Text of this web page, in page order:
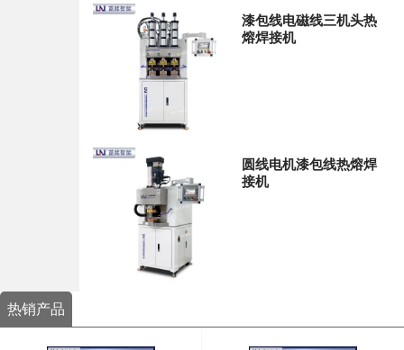
漆包线电磁线三机头热
熔焊接机
圆线电机漆包线热熔焊
接机
热销产品